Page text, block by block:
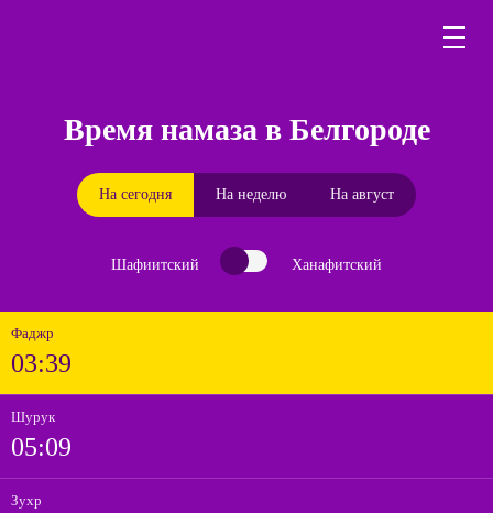
Время намаза в Белгороде
На сегодня На неделю На август
Шафиитский Ханафитский
Фаджр
03:39
Шурук
05:09
Зухр